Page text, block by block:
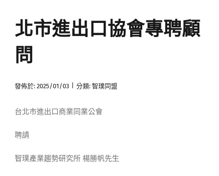
媒體曝光
會員帳號
中文
北市進出口協會專聘顧
問
發佈於: 2025/01/03 分類: 智璞同盟
台北市進出口商業同業公會
聘請
智璞產業趨勢研究所 楊勝帆先生